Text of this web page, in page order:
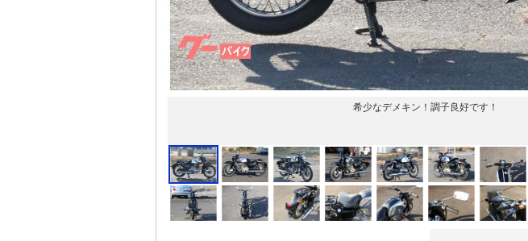
希少なデメキン！調子良好です！